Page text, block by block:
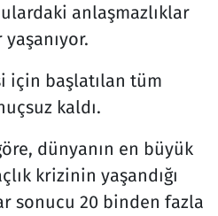
anlaşmazlıklar
için başlatılan tüm
kaldı.
dünyanın en büyük
krizinin yaşandığı
sonucu 20 binden fazla